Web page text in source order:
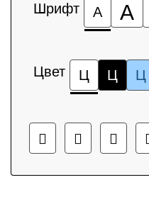
Шрифт А А
Цвет Ц Ц Ц